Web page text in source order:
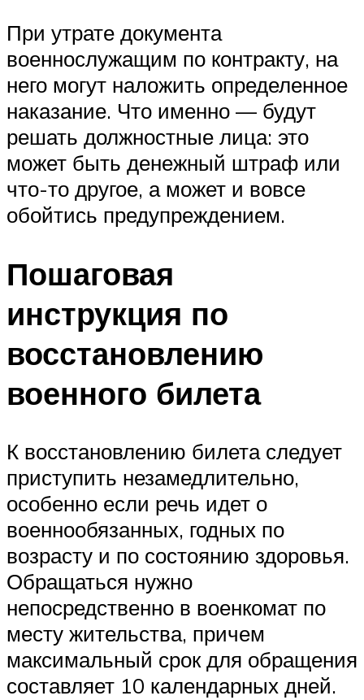
При утрате документа
военнослужащим по контракту, на
него могут наложить определенное
наказание. Что именно — будут
решать должностные лица: это
может быть денежный штраф или
что-то другое, а может и вовсе
обойтись предупреждением.
Пошаговая
инструкция по
восстановлению
военного билета
К восстановлению билета следует
приступить незамедлительно,
особенно если речь идет о
военнообязанных, годных по
возрасту и по состоянию здоровья.
Обращаться нужно
непосредственно в военкомат по
месту жительства, причем
максимальный срок для обращения
составляет 10 календарных дней.